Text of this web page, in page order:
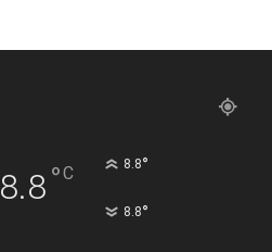
8.8°C 8.8°
8.8°